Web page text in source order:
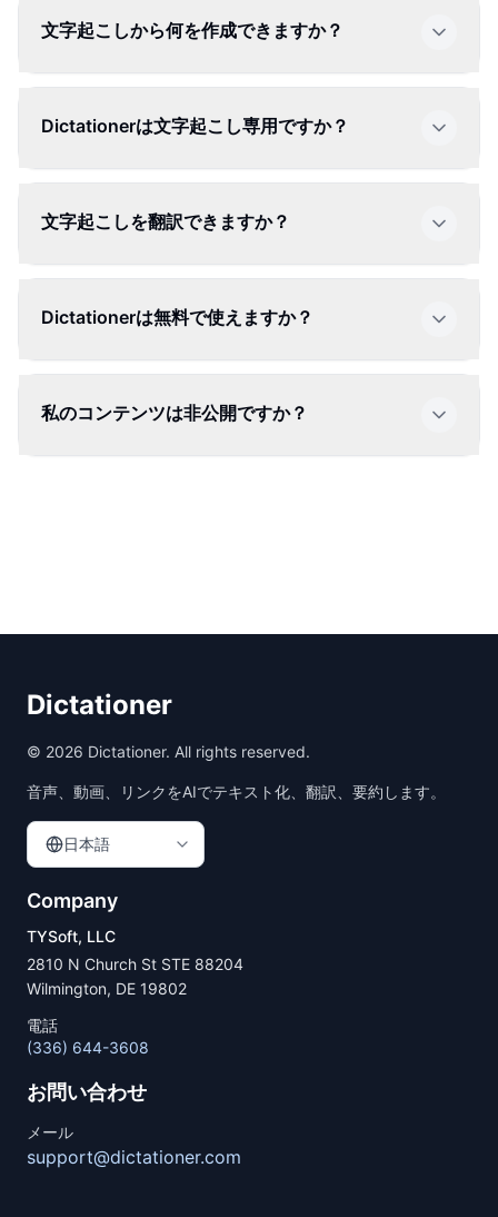
文字起こしから何を作成できますか？
Dictationerは文字起こし専用ですか？
文字起こしを翻訳できますか？
Dictationerは無料で使えますか？
私のコンテンツは非公開ですか？
Dictationer
© 2026 Dictationer. All rights reserved.
音声、動画、リンクをAIでテキスト化、翻訳、要約します。
日本語
Company
TYSoft, LLC
2810 N Church St STE 88204
Wilmington, DE 19802
電話
(336) 644-3608
お問い合わせ
メール
support@dictationer.com